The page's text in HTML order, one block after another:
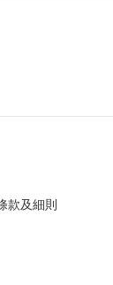
款及細則